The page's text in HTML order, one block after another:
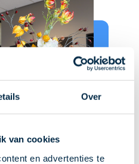
Over
van cookies
en advertenties te